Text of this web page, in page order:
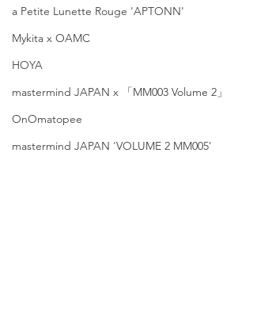
a Petite Lunette Rouge 'APTONN'
Mykita x OAMC
HOYA
mastermind JAPAN x 「MM003 Volume 2」
OnOmatopee
mastermind JAPAN 'VOLUME 2 MM005'